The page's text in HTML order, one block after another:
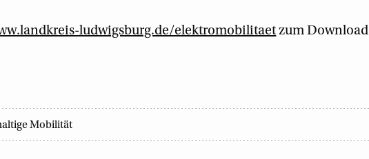
ludwigsburg.de/elektromobilitaet zum Download
Mobilität